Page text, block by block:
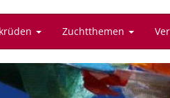
Zuchtthemen